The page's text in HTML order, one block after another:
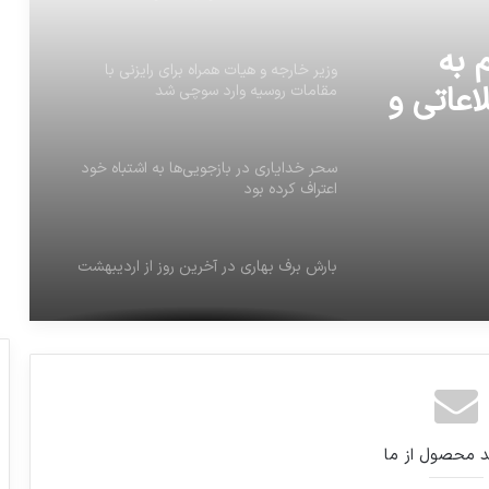
به
و
وزیر خارجه و هیات همراه برای رایزنی با
مقامات روسیه وارد سوچی شد
سحر خدایاری در بازجویی‌ها به اشتباه خود
اعتراف کرده بود
بارش برف بهاری در آخرین روز از اردیبهشت
محصول از ما